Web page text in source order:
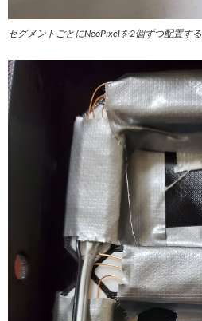
セグメントごとにNeoPixelを2個ずつ配置する